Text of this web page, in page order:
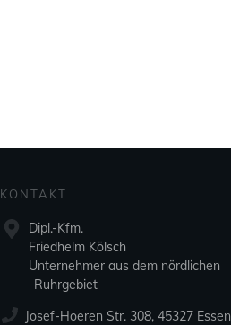
KONTAKT
Dipl.-Kfm.
Friedhelm Kölsch
Unternehmer aus dem nördlichen
Ruhrgebiet
Josef-Hoeren Str. 308, 45327 Essen